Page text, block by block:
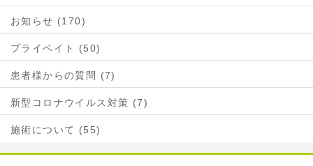
お知らせ (170)
プライベイト (50)
患者様からの質問 (7)
新型コロナウイルス対策 (7)
施術について (55)